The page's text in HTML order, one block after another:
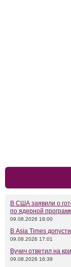
В США заявили о
по ядерной
09.08.2026 18:00
В Asia Times
09.08.2026 17:01
Вучич ответил на
09.08.2026 16:39